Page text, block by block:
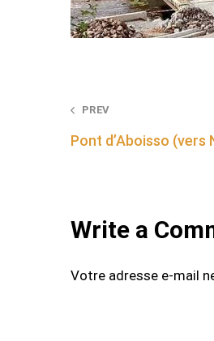
Post
navigation
PREV
Pont d’Aboisso (vers
Write a
Votre adresse e-mail